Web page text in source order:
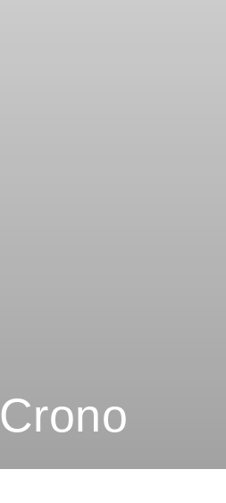
Crono